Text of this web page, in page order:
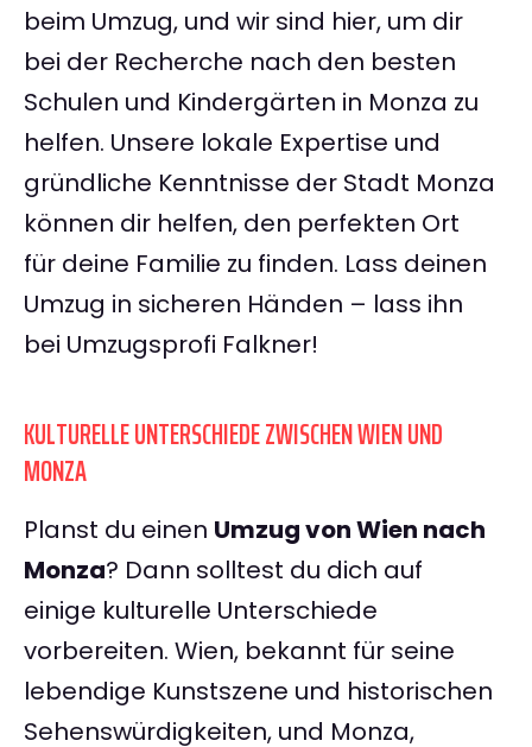
beim Umzug, und wir sind hier, um dir
bei der Recherche nach den besten
Schulen und Kindergärten in Monza zu
helfen. Unsere lokale Expertise und
gründliche Kenntnisse der Stadt Monza
können dir helfen, den perfekten Ort
für deine Familie zu finden. Lass deinen
Umzug in sicheren Händen – lass ihn
bei Umzugsprofi Falkner!
KULTURELLE UNTERSCHIEDE ZWISCHEN WIEN UND
MONZA
Planst du einen Umzug von Wien nach
Monza? Dann solltest du dich auf
einige kulturelle Unterschiede
vorbereiten. Wien, bekannt für seine
lebendige Kunstszene und historischen
Sehenswürdigkeiten, und Monza,